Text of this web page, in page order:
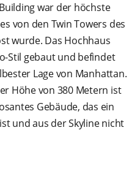
war der höchste
von den Twin Towers des
wurde. Das Hochhaus
Stil gebaut und befindet
Lage von Manhattan.
Höhe von 380 Metern ist
Gebäude, das ein
und aus der Skyline nicht